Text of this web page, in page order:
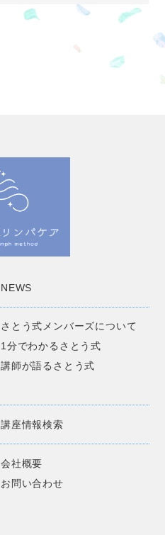
NEWS
さとう式メンバーズについて
1分でわかるさとう式
講師が語るさとう式
講座情報検索
会社概要
お問い合わせ